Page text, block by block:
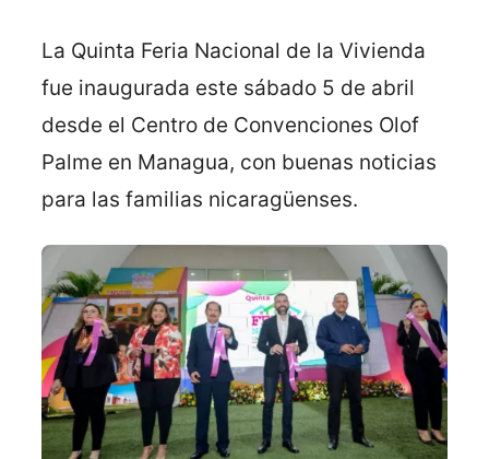
La Quinta Feria Nacional de la Vivienda
fue inaugurada este sábado 5 de abril
desde el Centro de Convenciones Olof
Palme en Managua, con buenas noticias
para las familias nicaragüenses.